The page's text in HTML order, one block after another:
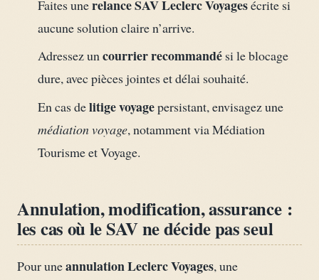
Faites unerelance SAV Leclerc Voyagesécrite si
aucune solution claire n’arrive.
Adressez uncourrier recommandési le blocage
dure, avec pièces jointes et délai souhaité.
En cas delitige voyagepersistant, envisagez une
médiation voyage, notamment via Médiation
Tourisme et Voyage.
Annulation, modification, assurance :
les cas où le SAV ne décide pas seul
Pour uneannulation Leclerc Voyages, une